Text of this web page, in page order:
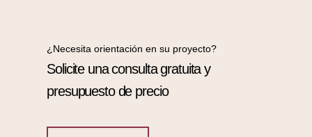
¿Necesita orientación en su proyecto?
Solicite una consulta gratuita y
presupuesto de precio